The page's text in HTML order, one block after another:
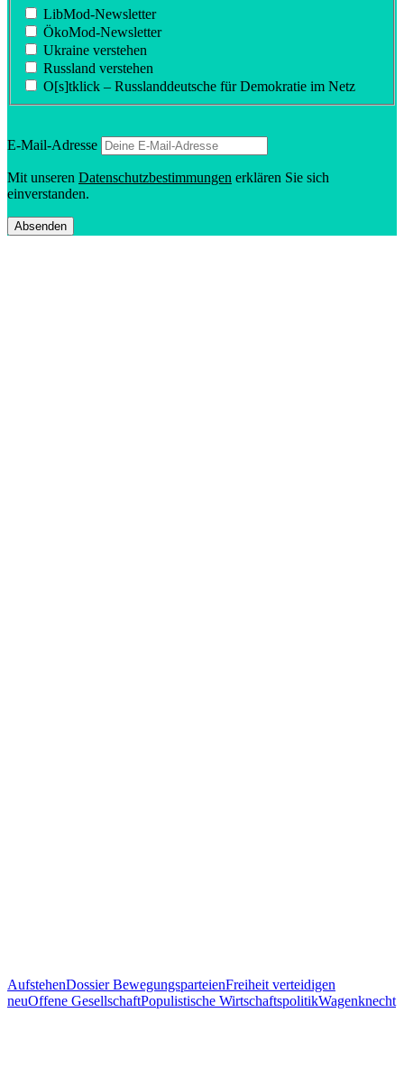
LibMod-Newsletter
ÖkoMod-Newsletter
Ukraine verstehen
Russland verstehen
O[s]tklick – Russland­deutsche für Demokratie im Netz
E‑Mail-Adresse
Mit unseren Daten­schutz­be­stim­mungen erklären Sie sich
einverstanden.
AufstehenDossier BewegungsparteienFreiheit verteidigen
neuOffene GesellschaftPopulistische WirtschaftspolitikWagenknecht